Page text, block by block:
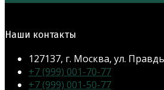
Наши контакты
127137, г. Москва, ул.
+7 (999) 001-70-77Откроется
в
+7 (999) 001-50-77Откроется